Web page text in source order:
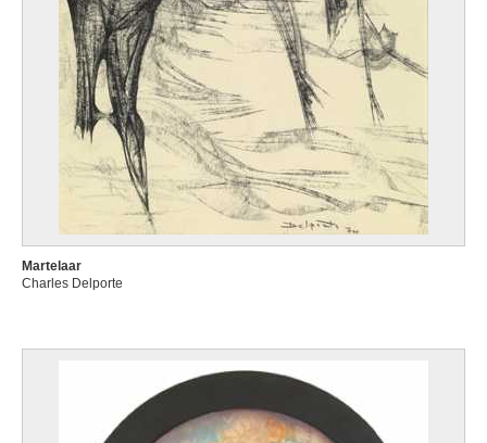
Martelaar
Charles Delporte